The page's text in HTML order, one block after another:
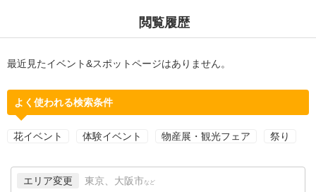
閲覧履歴
最近見たイベント&スポットページはありません。
よく使われる検索条件
花イベント 体験イベント 物産展・観光フェア 祭り
エリア変更 東京、大阪市 など